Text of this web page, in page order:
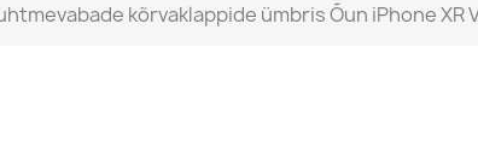
kõrvaklappide ümbris Õun iPhone XR